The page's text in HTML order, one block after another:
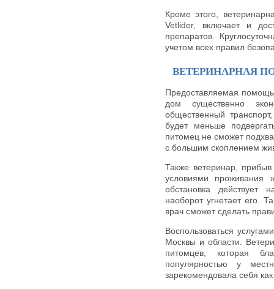
Кроме этого,
Vetlider, включает и
препаратов.
учетом всех правил
ВЕТЕРИНАРНАЯ
Предоставляемая
дом существенно
общественный
будет меньше
питомец не сможет
с большим скоплением
Также ветеринар,
условиями проживания
обстановка действует
наоборот угнетает его.
врач сможет сделать
Воспользоваться
Москвы и области.
питомцев, которая
популярностью у
зарекомендовала себя